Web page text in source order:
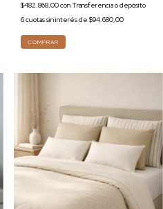
$482.868,00conTransferencia o depósito
6cuotas sin interés de $94.680,00
COMPRAR